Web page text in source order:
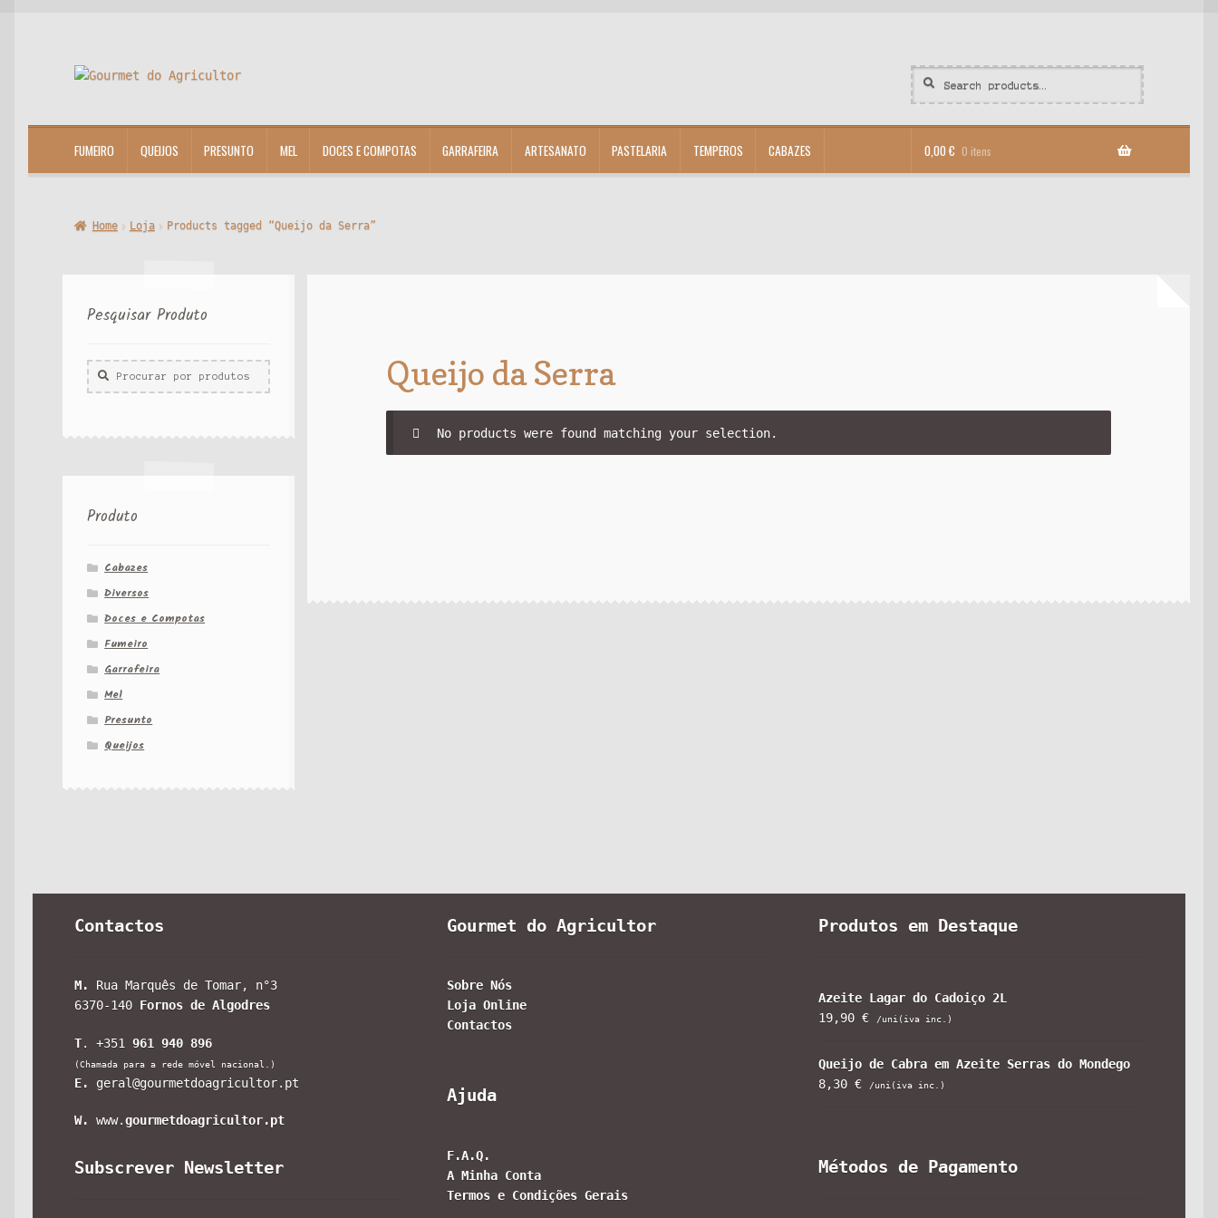
Ir
Saltar
Search
for:
Search
FUMEIRO QUEIJOS PRESUNTO MEL DOCES E COMPOTAS GARRAFEIRA ARTESANATO PASTELARIA TEMPEROS CABAZES 0,00 € 0 itens
Home Loja Products tagged “Queijo da Serra”
Queijo da Serra
No products were found matching your selection.
Pesquisar Produto
Procurar
por:
Produto
Cabazes
Diversos
Doces e Compotas
Fumeiro
Garrafeira
Mel
Presunto
Queijos
Contactos
M.
Rua Marquês de Tomar, n°3
6370-140 Fornos de Algodres
T. +351961 940 896
(Chamada para a rede móvel nacional.)
E. geral@gourmetdoagricultor.pt
W. www.gourmetdoagricultor.pt
Subscrever Newsletter
Gourmet do Agricultor
Sobre Nós
Loja Online
Contactos
Ajuda
F.A.Q.
A Minha Conta
Termos e Condições Gerais
Produtos em Destaque
Azeite Lagar do Cadoiço 2L
19,90 € /uni(iva inc.)
Queijo de Cabra em Azeite Serras do Mondego
8,30 € /uni(iva inc.)
Métodos de Pagamento